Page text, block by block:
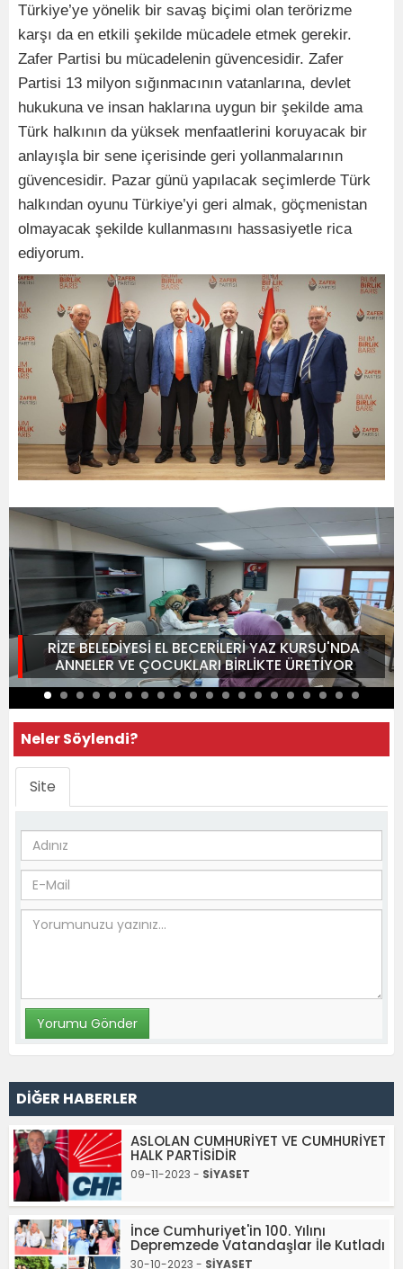
Türkiye’ye yönelik bir savaş biçimi olan terörizme
karşı da en etkili şekilde mücadele etmek gerekir.
Zafer Partisi bu mücadelenin güvencesidir. Zafer
Partisi 13 milyon sığınmacının vatanlarına, devlet
hukukuna ve insan haklarına uygun bir şekilde ama
Türk halkının da yüksek menfaatlerini koruyacak bir
anlayışla bir sene içerisinde geri yollanmalarının
güvencesidir. Pazar günü yapılacak seçimlerde Türk
halkından oyunu Türkiye’yi geri almak, göçmenistan
olmayacak şekilde kullanmasını hassasiyetle rica
ediyorum.
RİZE BELEDİYESİ EL BECERİLERİ YAZ KURSU'NDA
ANNELER VE ÇOCUKLARI BİRLİKTE ÜRETİYOR
Neler Söylendi?
Site
DİĞER HABERLER
ASLOLAN CUMHURİYET VE CUMHURİYET
HALK PARTİSİDİR
09-11-2023 - SİYASET
İnce Cumhuriyet'in 100. Yılını
Depremzede Vatandaşlar İle Kutladı
30-10-2023 - SİYASET